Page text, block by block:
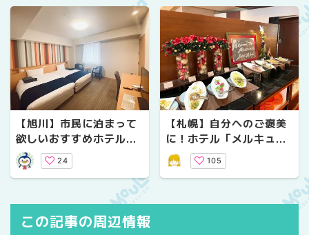
楽しもう♩
【旭川】市民に泊まって
欲しいおすすめホテル
【ホテル情報】
24
【札幌】自分へのご褒美
に！ホテル「メルキュー
ル札幌」で大人ビュッフ
ェ
105
この記事の周辺情報